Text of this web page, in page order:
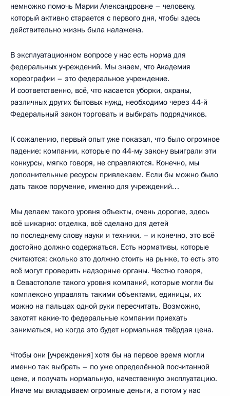
немножко помочь Марии Александровне – человеку,
который активно старается с первого дня, чтобы здесь
действительно жизнь была налажена.
В эксплуатационном вопросе у нас есть норма для
федеральных учреждений. Мы знаем, что Академия
хореографии – это федеральное учреждение.
И соответственно, всё, что касается уборки, охраны,
различных других бытовых нужд, необходимо через 44-й
Федеральный закон торговать и выбирать подрядчиков.
К сожалению, первый опыт уже показал, что было огромное
падение: компании, которые по 44-му закону выиграли эти
конкурсы, мягко говоря, не справляются. Конечно, мы
дополнительные ресурсы привлекаем. Если бы можно было
дать такое поручение, именно для учреждений…
Мы делаем такого уровня объекты, очень дорогие, здесь
всё шикарно: отделка, всё сделано для детей
по последнему слову науки и техники, – и конечно, это всё
достойно должно содержаться. Есть нормативы, которые
считаются: сколько это должно стоить на рынке, то есть это
всё могут проверить надзорные органы. Честно говоря,
в Севастополе такого уровня компаний, которые могли бы
комплексно управлять такими объектами, единицы, их
можно на пальцах одной руки пересчитать. Возможно,
захотят какие-то федеральные компании приехать
заниматься, но когда это будет нормальная твёрдая цена.
Чтобы они [учреждения] хотя бы на первое время могли
именно так выбрать – по уже определённой посчитанной
цене, и получать нормальную, качественную эксплуатацию.
Иначе мы вкладываем огромные деньги, а потом у нас